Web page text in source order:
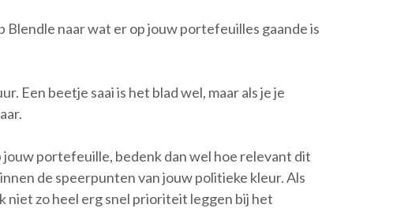
Blendle naar wat er op jouw portefeuilles gaande is
Een beetje saai is het blad wel, maar als je je
portefeuille, bedenk dan wel hoe relevant dit
de speerpunten van jouw politieke kleur. Als
niet zo heel erg snel prioriteit leggen bij het